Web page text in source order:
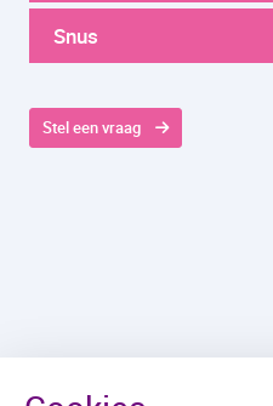
Snus
Stel een vraag